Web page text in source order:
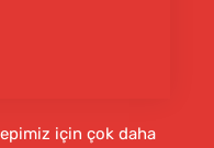
için çok daha